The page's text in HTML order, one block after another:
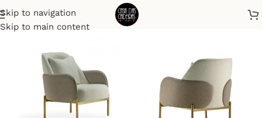
Skip to navigation
Skip to main content
Início Poltronas